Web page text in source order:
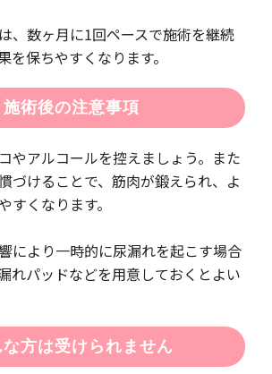
、数ヶ月に1回ペースで施術を継続
を保ちやすくなります。
施術後の注意事項
やアルコールを控えましょう。また
づけることで、筋肉が鍛えられ、よ
すくなります。
により一時的に尿漏れを起こす場合
れパッドなどを用意しておくとよい
な方は受けられません